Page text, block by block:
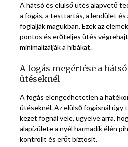
A hátsó és elülső ütés alapvető
a fogás, a testtartás, a lendület
foglalják magukban. Ezek az
pontos és erőteljes ütés
minimalizálják a hibákat.
A fogás megértése a
ütéseknél
A fogás elengedhetetlen a
ütéseknél. Az elülső fogásnál úgy
kezet fognál vele, ügyelve arra,
alapízülete a nyél harmadik élén
kontrollt és erőt biztosít.